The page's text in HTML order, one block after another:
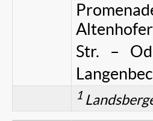
Str. –
1